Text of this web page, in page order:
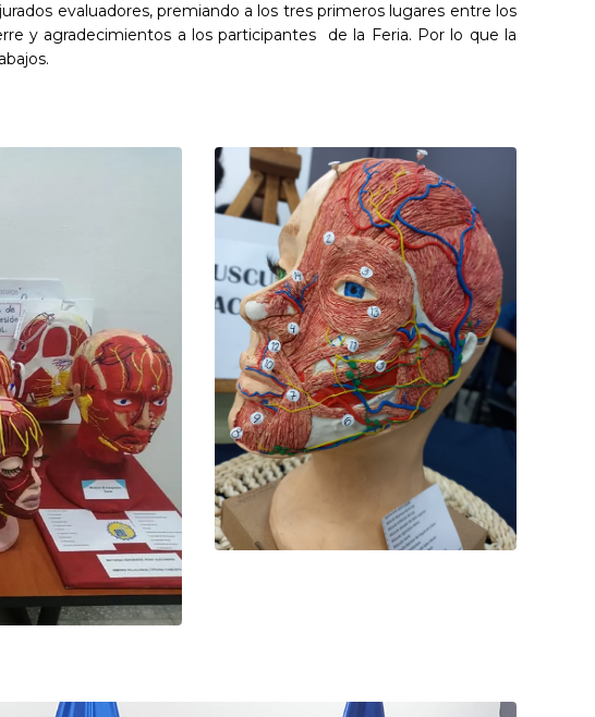
evaluadores, premiando a los tres primeros lugares entre los
y agradecimientos a los participantes de la Feria. Por lo que la